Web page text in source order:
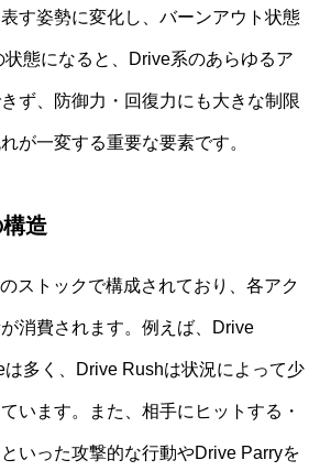
す姿勢に変化し、バーンアウト状態
状態になると、Drive系のあらゆるア
ず、防御力・回復力にも大きな制限
が一変する重要な要素です。
造
ストックで構成されており、各アク
消費されます。例えば、Drive
は多く、Drive Rushは状況によって少
います。また、相手にヒットする・
いった攻撃的な行動やDrive Parryを